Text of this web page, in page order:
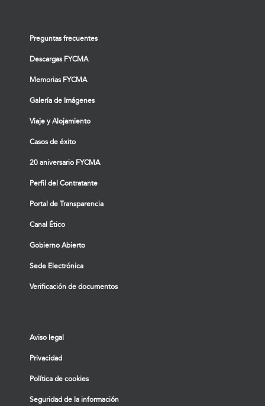
Preguntas frecuentes
Descargas FYCMA
Memorias FYCMA
Galería de Imágenes
Viaje y Alojamiento
Casos de éxito
20 aniversario FYCMA
Perfil del Contratante
Portal de Transparencia
Canal Ético
Gobierno Abierto
Sede Electrónica
Verificación de documentos
Aviso legal
Privacidad
Política de cookies
Seguridad de la información